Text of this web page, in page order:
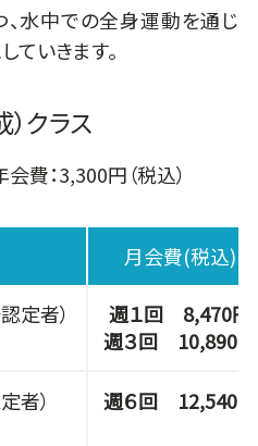
水中での全身運動を通じ
ていきます。
クラス
費：3,300円（税込）
月会費(税込)
定者）
週１回 8,470円
週３回 10,890円
者） 週６回 12,540円